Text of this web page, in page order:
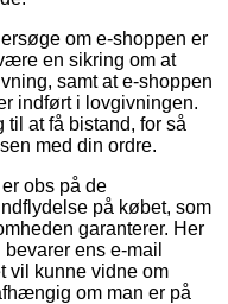
om e-shoppen er
en sikring om at
samt at e-shoppen
indført i lovgivningen.
til at få bistand, for så
med din ordre.
obs på de
på købet, som
garanterer. Her
ens e-mail
vil kunne vidne om
om man er på